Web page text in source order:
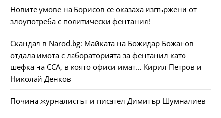
Новите умове на Борисов се оказаха изпържени от
злоупотреба с политически фентанил!
Скандал в Narod.bg: Майката на Божидар Божанов
отдала имота с лабораторията за фентанил като
шефка на ССА, в която офиси имат… Кирил Петров и
Николай Денков
Почина журналистът и писател Димитър Шумналиев